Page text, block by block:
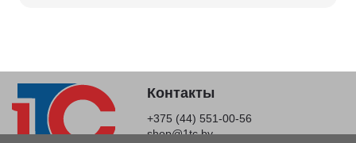
Контакты
+375 (44) 551-00-56
shop@1tc.by